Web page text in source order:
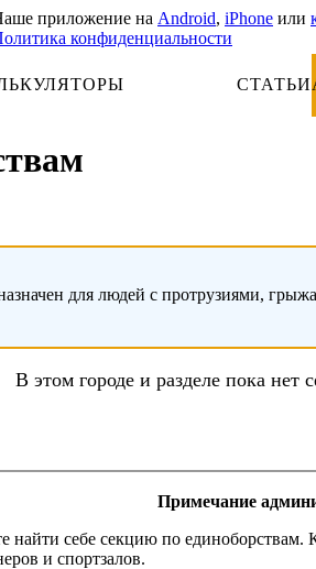
приложение на Android, iPhone или
конфиденциальности
СТАТЬИ
для людей с протрузиями,
В этом городе и разделе пока нет
Примечание
себе секцию по
и спортзалов.